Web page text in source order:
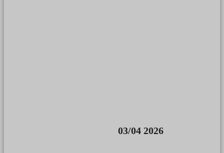
03/04 2026